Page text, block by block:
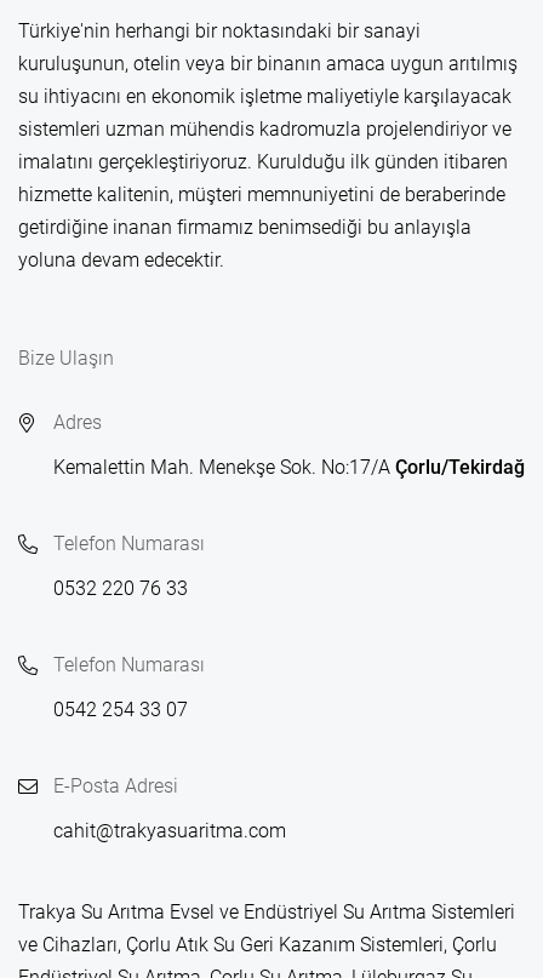
Türkiye'nin herhangi bir noktasındaki bir sanayi
kuruluşunun, otelin veya bir binanın amaca uygun arıtılmış
su ihtiyacını en ekonomik işletme maliyetiyle karşılayacak
sistemleri uzman mühendis kadromuzla projelendiriyor ve
imalatını gerçekleştiriyoruz. Kurulduğu ilk günden itibaren
hizmette kalitenin, müşteri memnuniyetini de beraberinde
getirdiğine inanan firmamız benimsediği bu anlayışla
yoluna devam edecektir.
Bize Ulaşın
Adres
Kemalettin Mah. Menekşe Sok. No:17/A Çorlu/Tekirdağ
Telefon Numarası
0532 220 76 33
Telefon Numarası
0542 254 33 07
E-Posta Adresi
cahit@trakyasuaritma.com
Trakya Su Arıtma Evsel ve Endüstriyel Su Arıtma Sistemleri
ve Cihazları, Çorlu Atık Su Geri Kazanım Sistemleri, Çorlu